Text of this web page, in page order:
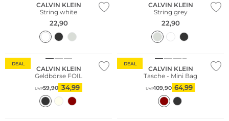
CALVIN KLEIN
String white
22,90
CALVIN KLEIN
String grey
22,90
DEAL
CALVIN KLEIN
Geldbörse FOIL
UVP59,90 34,99
DEAL
CALVIN KLEIN
Tasche - Mini Bag
UVP109,90 64,99